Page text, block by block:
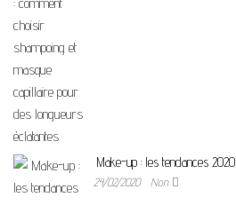
Make-up : les tendances 2020
24/02/2020 Non